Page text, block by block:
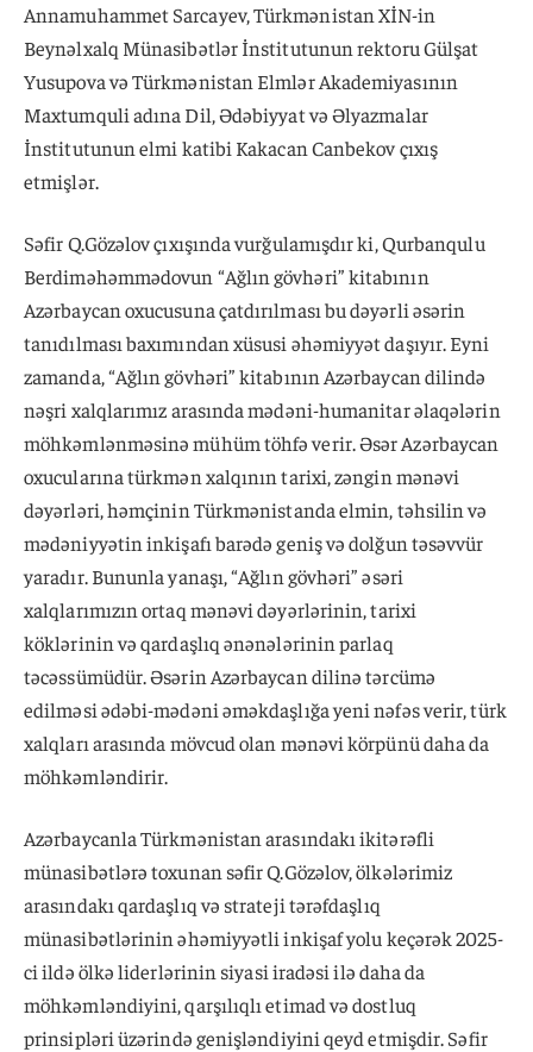
Annamuhammet Sarcayev, Türkmənistan XİN-in
Beynəlxalq Münasibətlər İnstitutunun rektoru Gülşat
Yusupova və Türkmənistan Elmlər Akademiyasının
Maxtumquli adına Dil, Ədəbiyyat və Əlyazmalar
İnstitutunun elmi katibi Kakacan Canbekov çıxış
etmişlər.
Səfir Q.Gözəlov çıxışında vurğulamışdır ki, Qurbanqulu
Berdiməhəmmədovun “Ağlın gövhəri” kitabının
Azərbaycan oxucusuna çatdırılması bu dəyərli əsərin
tanıdılması baxımından xüsusi əhəmiyyət daşıyır. Eyni
zamanda, “Ağlın gövhəri” kitabının Azərbaycan dilində
nəşri xalqlarımız arasında mədəni-humanitar əlaqələrin
möhkəmlənməsinə mühüm töhfə verir. Əsər Azərbaycan
oxucularına türkmən xalqının tarixi, zəngin mənəvi
dəyərləri, həmçinin Türkmənistanda elmin, təhsilin və
mədəniyyətin inkişafı barədə geniş və dolğun təsəvvür
yaradır. Bununla yanaşı, “Ağlın gövhəri” əsəri
xalqlarımızın ortaq mənəvi dəyərlərinin, tarixi
köklərinin və qardaşlıq ənənələrinin parlaq
təcəssümüdür. Əsərin Azərbaycan dilinə tərcümə
edilməsi ədəbi-mədəni əməkdaşlığa yeni nəfəs verir, türk
xalqları arasında mövcud olan mənəvi körpünü daha da
möhkəmləndirir.
Azərbaycanla Türkmənistan arasındakı ikitərəfli
münasibətlərə toxunan səfir Q.Gözəlov, ölkələrimiz
arasındakı qardaşlıq və strateji tərəfdaşlıq
münasibətlərinin əhəmiyyətli inkişaf yolu keçərək 2025-
ci ildə ölkə liderlərinin siyasi iradəsi ilə daha da
möhkəmləndiyini, qarşılıqlı etimad və dostluq
prinsipləri üzərində genişləndiyini qeyd etmişdir. Səfir